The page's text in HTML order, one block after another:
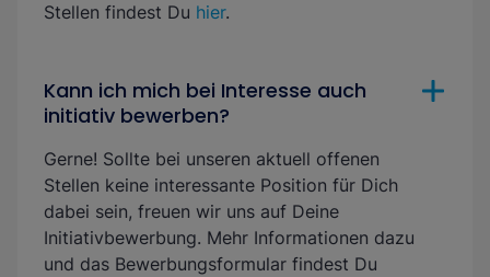
Stellen findest Du hier.
Kann ich mich bei Interesse auch
initiativ bewerben?
Gerne! Sollte bei unseren aktuell offenen
Stellen keine interessante Position für Dich
dabei sein, freuen wir uns auf Deine
Initiativbewerbung. Mehr Informationen dazu
und das Bewerbungsformular findest Du